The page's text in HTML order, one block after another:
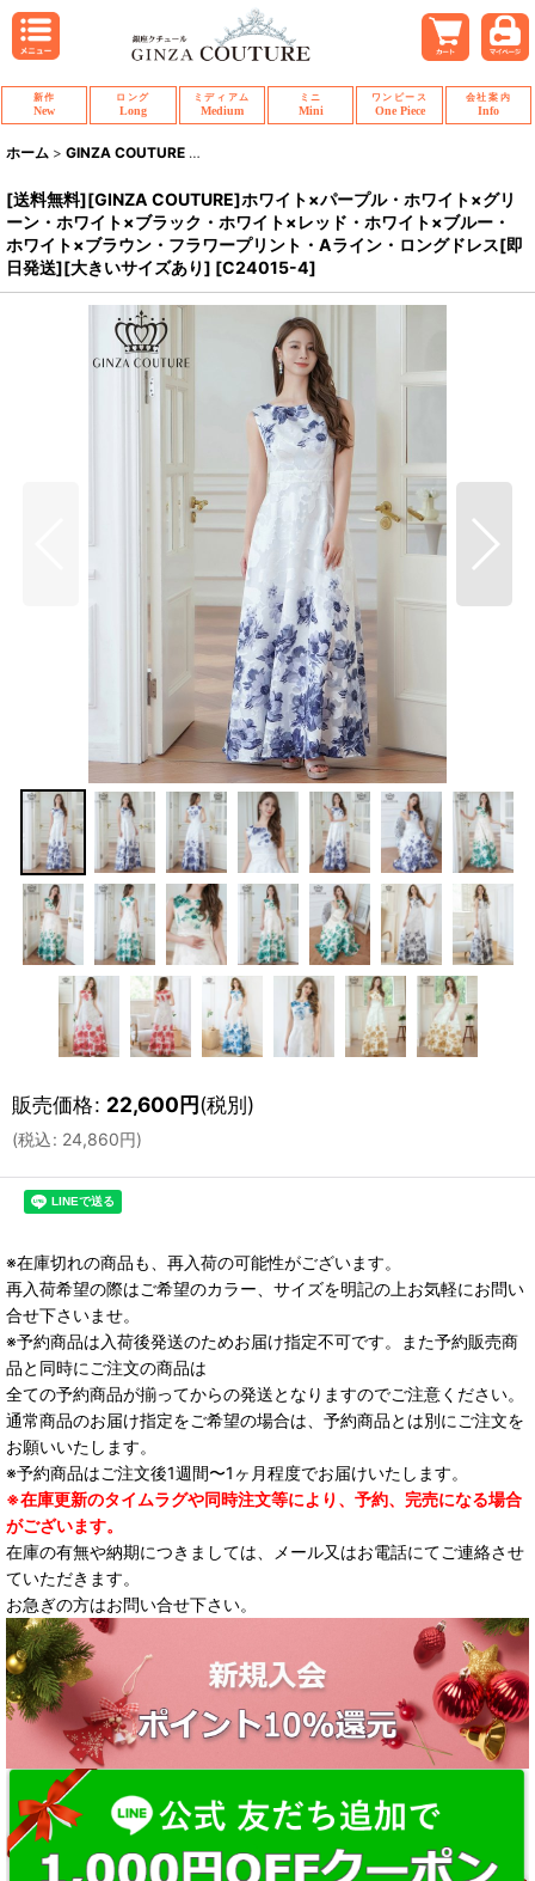
新作
New
ロング
Long
ミディアム
Medium
ミニ
Mini
ワンピース
One Piece
会社案内
Info
ホーム > GINZA COUTURE >
[送料無料][GINZA COUTURE]ホワイト×パープル・ホワイト×グリ
ーン・ホワイト×ブラック・ホワイト×レッド・ホワイト×ブルー・
ホワイト×ブラウン・フラワープリント・Aライン・ロングドレス[即
日発送][大きいサイズあり] [C24015-4]
販売価格: 22,600円(税別)
(税込: 24,860円)
※在庫切れの商品も、再入荷の可能性がございます。
再入荷希望の際はご希望のカラー、サイズを明記の上お気軽にお問い
合せ下さいませ。
※予約商品は入荷後発送のためお届け指定不可です。また予約販売商
品と同時にご注文の商品は
全ての予約商品が揃ってからの発送となりますのでご注意ください。
通常商品のお届け指定をご希望の場合は、予約商品とは別にご注文を
お願いいたします。
※予約商品はご注文後1週間〜1ヶ月程度でお届けいたします。
※在庫更新のタイムラグや同時注文等により、予約、完売になる場合
がございます。
在庫の有無や納期につきましては、メール又はお電話にてご連絡させ
ていただきます。
お急ぎの方はお問い合せ下さい。